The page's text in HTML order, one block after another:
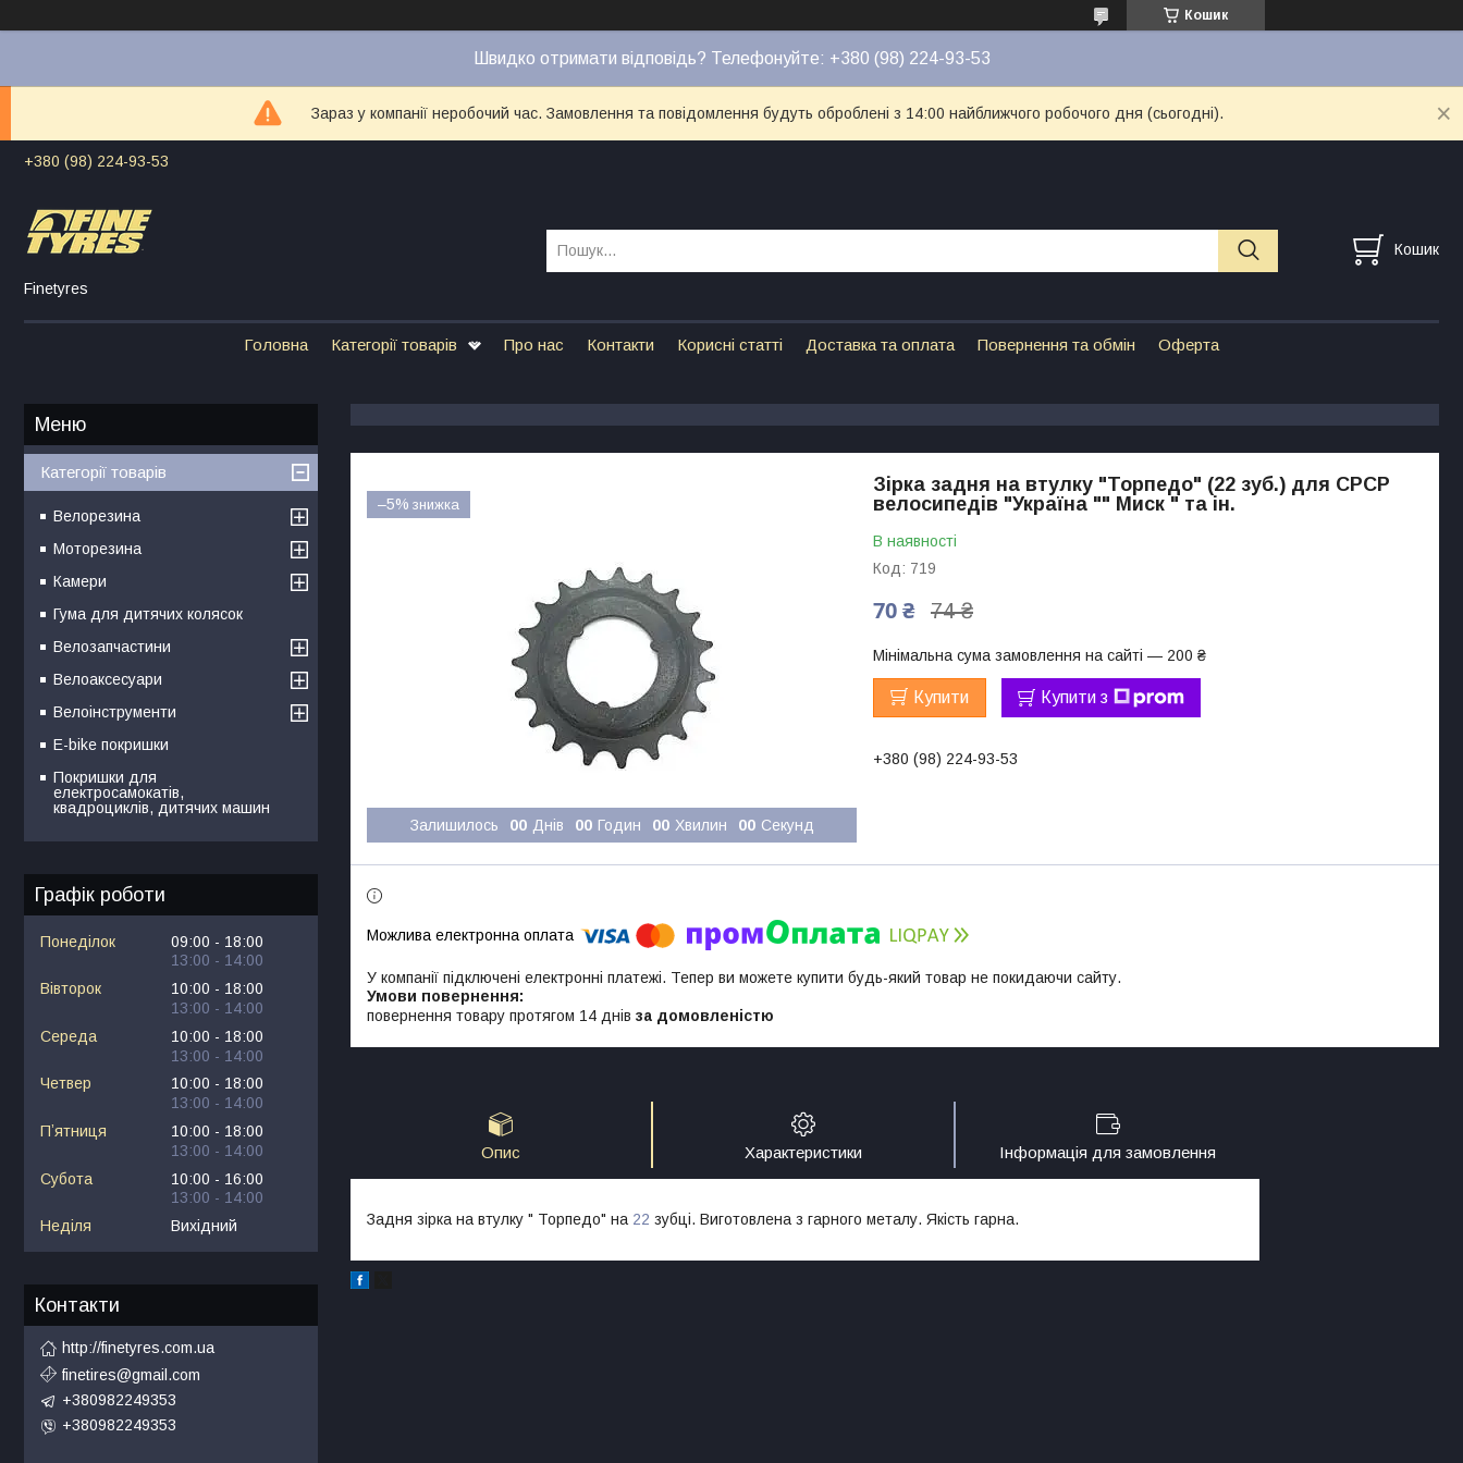
Кошик
Швидко отримати відповідь? Телефонуйте: +380 (98) 224-93-53
Зараз у компанії неробочий час. Замовлення та повідомлення будуть оброблені з 14:00 найближчого робочого дня (сьогодні).
+380 (98) 224-93-53
Finetyres
Кошик
Головна Категорії товарів Про нас Контакти Корисні статті Доставка та оплата Повернення та обмін Оферта
–5%
Залишилось 00 Днів 00 Годин 00 Хвилин 00 Секунд
Зірка задня на втулку "Торпедо" (22 зуб.) для СРСР
велосипедів "Україна "" Миск " та ін.
В наявності
Код: 719
74 ₴
70 ₴
Мінімальна сума замовлення на сайті — 200 ₴
Купити Купити з
+380 (98) 224-93-53
У компанії підключені електронні платежі. Тепер ви можете купити будь-який товар не покидаючи сайту.
повернення товару протягом 14 днів за домовленістю
Опис Характеристики Інформація для замовлення
Задня зірка на втулку " Торпедо" на 22 зубці. Виготовлена з гарного металу. Якість гарна.
Категорії товарів
Велорезина
Моторезина
Камери
Гума для дитячих колясок
Велозапчастини
Велоаксесуари
Велоінструменти
E-bike покришки
Покришки для
електросамокатів,
квадроциклів, дитячих машин
Графік роботи
Понеділок 09:00
18:00
13:00
14:00
Вівторок
10:00
18:00
13:00
14:00
Середа
10:00
18:00
13:00
14:00
Четвер
10:00
18:00
13:00
14:00
Пʼятниця
10:00
18:00
13:00
14:00
Субота
10:00
16:00
13:00
14:00
Неділя
Вихідний
Контакти
http://finetyres.com.ua
finetires@gmail.com
+380982249353
+380982249353